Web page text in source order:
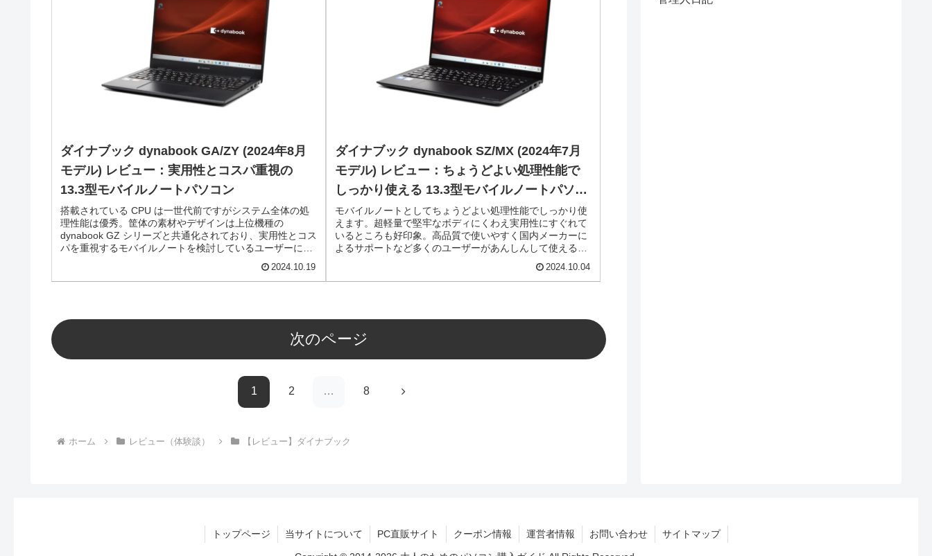
ダイナブック dynabook GA/ZY (2024年8月
モデル) レビュー：実用性とコスパ重視の
13.3型モバイルノートパソコン
搭載されている CPU は一世代前ですがシステム全体の処
理性能は優秀。筐体の素材やデザインは上位機種の
dynabook GZ シリーズと共通化されており、実用性とコス
パを重視するモバイルノートを検討しているユーザーにお
2024.10.19
ダイナブック dynabook SZ/MX (2024年7月
モデル) レビュー：ちょうどよい処理性能で
しっかり使える 13.3型モバイルノートパソコ
ン
モバイルノートとしてちょうどよい処理性能でしっかり使
えます。超軽量で堅牢なボディにくわえ実用性にすぐれて
いるところも好印象。高品質で使いやすく国内メーカーに
よるサポートなど多くのユーザーがあんしんして使えるモ
2024.10.04
次のページ
1 2 … 8 次
ホーム レビュー（体験談） 【レビュー】ダイナブック
トップページ 当サイトについて PC直販サイト クーポン情報 運営者情報 お問い合わせ サイトマップ